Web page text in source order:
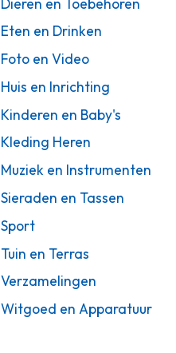
Dieren en Toebehoren
Eten en Drinken
Foto en Video
Huis en Inrichting
Kinderen en Baby's
Kleding Heren
Muziek en Instrumenten
Sieraden en Tassen
Sport
Tuin en Terras
Verzamelingen
Witgoed en Apparatuur